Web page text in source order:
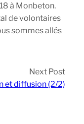
à Monbeton.
de volontaires
sommes allés
Next Post
et diffusion (2/2)